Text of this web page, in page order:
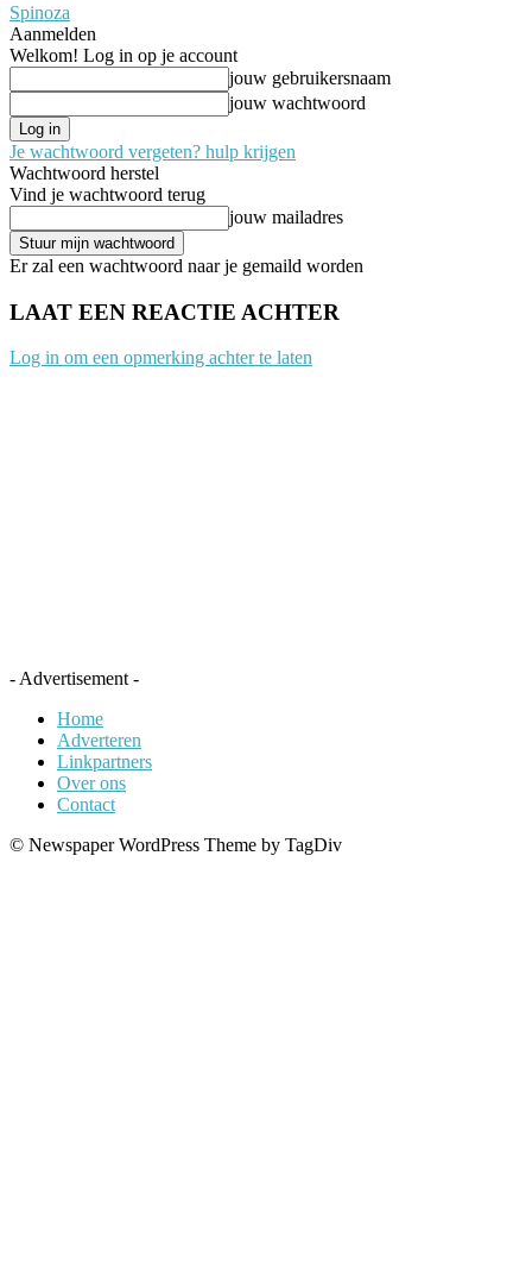
Spinoza
Aanmelden
Welkom! Log in op je account
jouw gebruikersnaam
jouw wachtwoord
Je wachtwoord vergeten? hulp krijgen
Wachtwoord herstel
Vind je wachtwoord terug
jouw mailadres
Er zal een wachtwoord naar je gemaild worden
LAAT EEN REACTIE ACHTER
Log in om een opmerking achter te laten
- Advertisement -
Home
Adverteren
Linkpartners
Over ons
Contact
© Newspaper WordPress Theme by TagDiv